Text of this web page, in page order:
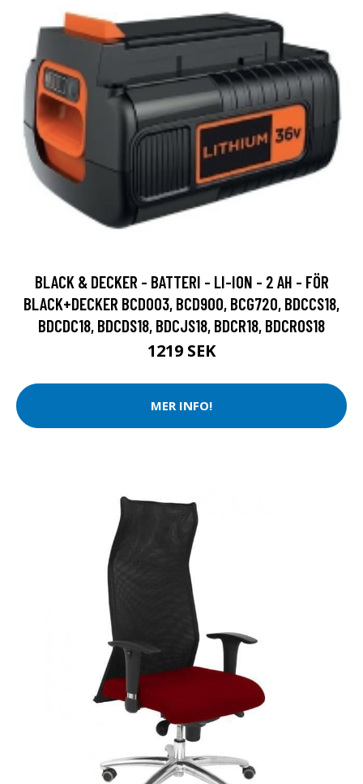
BLACK & DECKER - BATTERI - LI-ION - 2 AH - FÖR
BLACK+DECKER BCD003, BCD900, BCG720, BDCCS18,
BDCDC18, BDCDS18, BDCJS18, BDCR18, BDCROS18
1219 SEK
MER INFO!